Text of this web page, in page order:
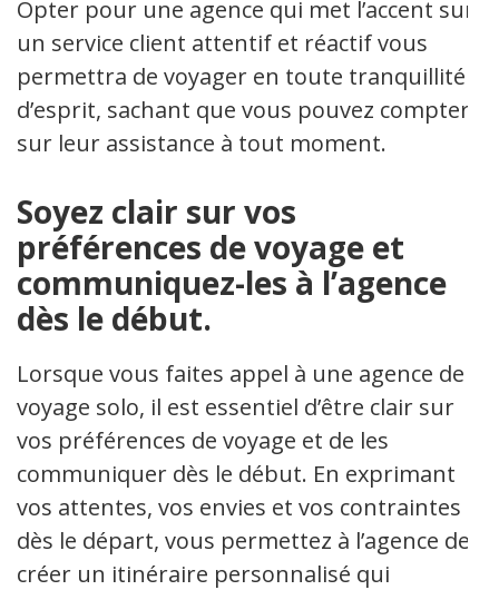
Opter pour une agence qui met l’accent sur
un service client attentif et réactif vous
permettra de voyager en toute tranquillité
d’esprit, sachant que vous pouvez compter
sur leur assistance à tout moment.
Soyez clair sur vos
préférences de voyage et
communiquez-les à l’agence
dès le début.
Lorsque vous faites appel à une agence de
voyage solo, il est essentiel d’être clair sur
vos préférences de voyage et de les
communiquer dès le début. En exprimant
vos attentes, vos envies et vos contraintes
dès le départ, vous permettez à l’agence de
créer un itinéraire personnalisé qui